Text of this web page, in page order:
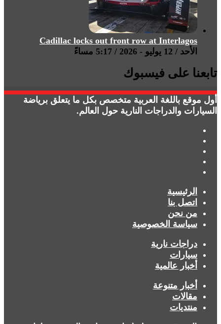
Cadillac locks out front row at Interlagos
الأحد / 12 يوليو - 2026 / 5:17 مساءً
تابعنا على فيسبوك
أول موقع باللغة العربية متخصص بكل ما يتعلق برياضة
السيارات والدراجات النارية حول العالم.
RSS
الرئيسية
اتصل بنا
من نحن
سياسة الخصوصية
دراجات نارية
سيارات
أخبار عالمية
أخبار متنوعة
مقالات
منتديات